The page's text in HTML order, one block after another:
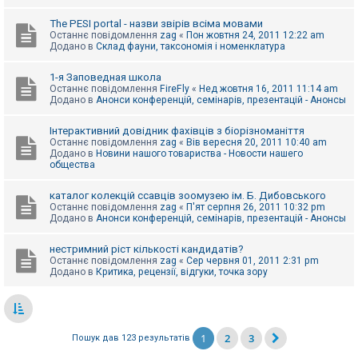
The PESI portal - назви звірів всіма мовами
Останнє повідомлення zag « Пон жовтня 24, 2011 12:22 am
Додано в Склад фауни, таксономія і номенклатура
1-я Заповедная школа
Останнє повідомлення FireFly « Нед жовтня 16, 2011 11:14 am
Додано в Анонси конференцій, семінарів, презентацій - Анонсы
Інтерактивний довідник фахівців з біорізноманіття
Останнє повідомлення zag « Вів вересня 20, 2011 10:40 am
Додано в Новини нашого товариства - Новости нашего
общества
каталог колекцій ссавців зоомузею ім. Б. Дибовського
Останнє повідомлення zag « П'ят серпня 26, 2011 10:32 pm
Додано в Анонси конференцій, семінарів, презентацій - Анонсы
нестримний ріст кількості кандидатів?
Останнє повідомлення zag « Сер червня 01, 2011 2:31 pm
Додано в Критика, рецензії, відгуки, точка зору
Пошук дав 123 результатів 1 2 3